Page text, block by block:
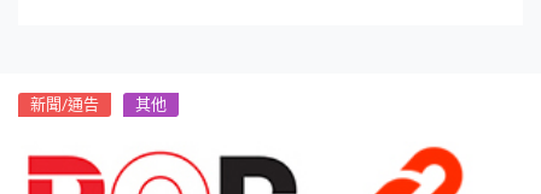
新聞/通告 其他